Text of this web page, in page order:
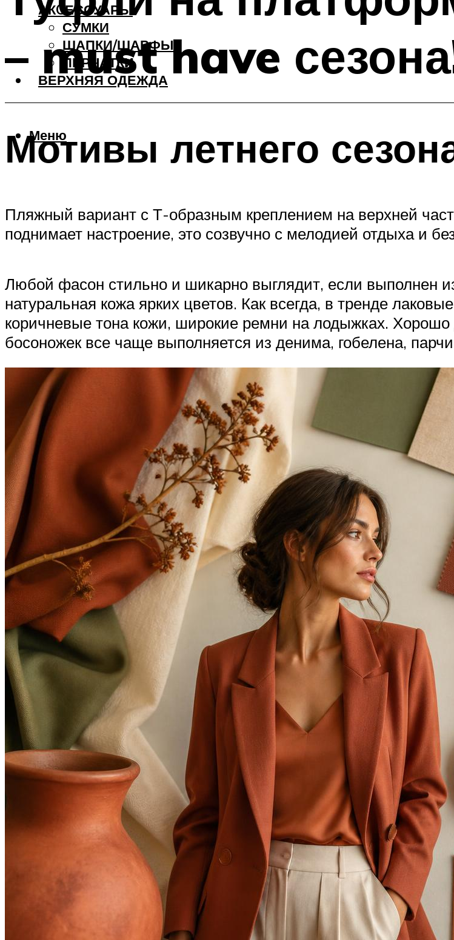
АКCЕССУАРЫ
СУМКИ
ШАПКИ/ШАРФЫ
ПЕРЧАТКИ
ВЕРХНЯЯ ОДЕЖДА
Меню
– must have
Мотивы летнего
Пляжный вариант с Т-образным креплением на верхней
поднимает настроение, это созвучно с мелодией отдыха и
Любой фасон стильно и шикарно выглядит, если выполнен
натуральная кожа ярких цветов. Как всегда, в тренде
коричневые тона кожи, широкие ремни на лодыжках.
босоножек все чаще выполняется из денима, гобелена,